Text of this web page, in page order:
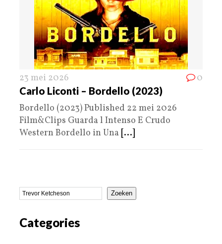
23 mei 2026 0
Carlo Liconti – Bordello (2023)
Bordello (2023) Published 22 mei 2026
Film&Clips Guarda l Intenso E Crudo
Western Bordello in Una [...]
Zoeken
Categories